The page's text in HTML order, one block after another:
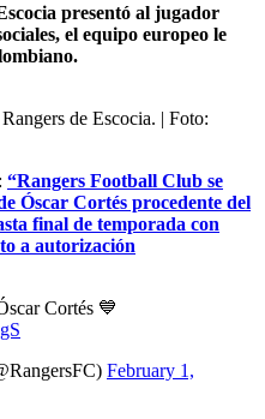
presentó al jugador
el equipo europeo le
de Escocia. | Foto:
“Rangers Football Club se
Óscar Cortés procedente del
final de temporada con
a autorización
Cortés 💙
February 1,